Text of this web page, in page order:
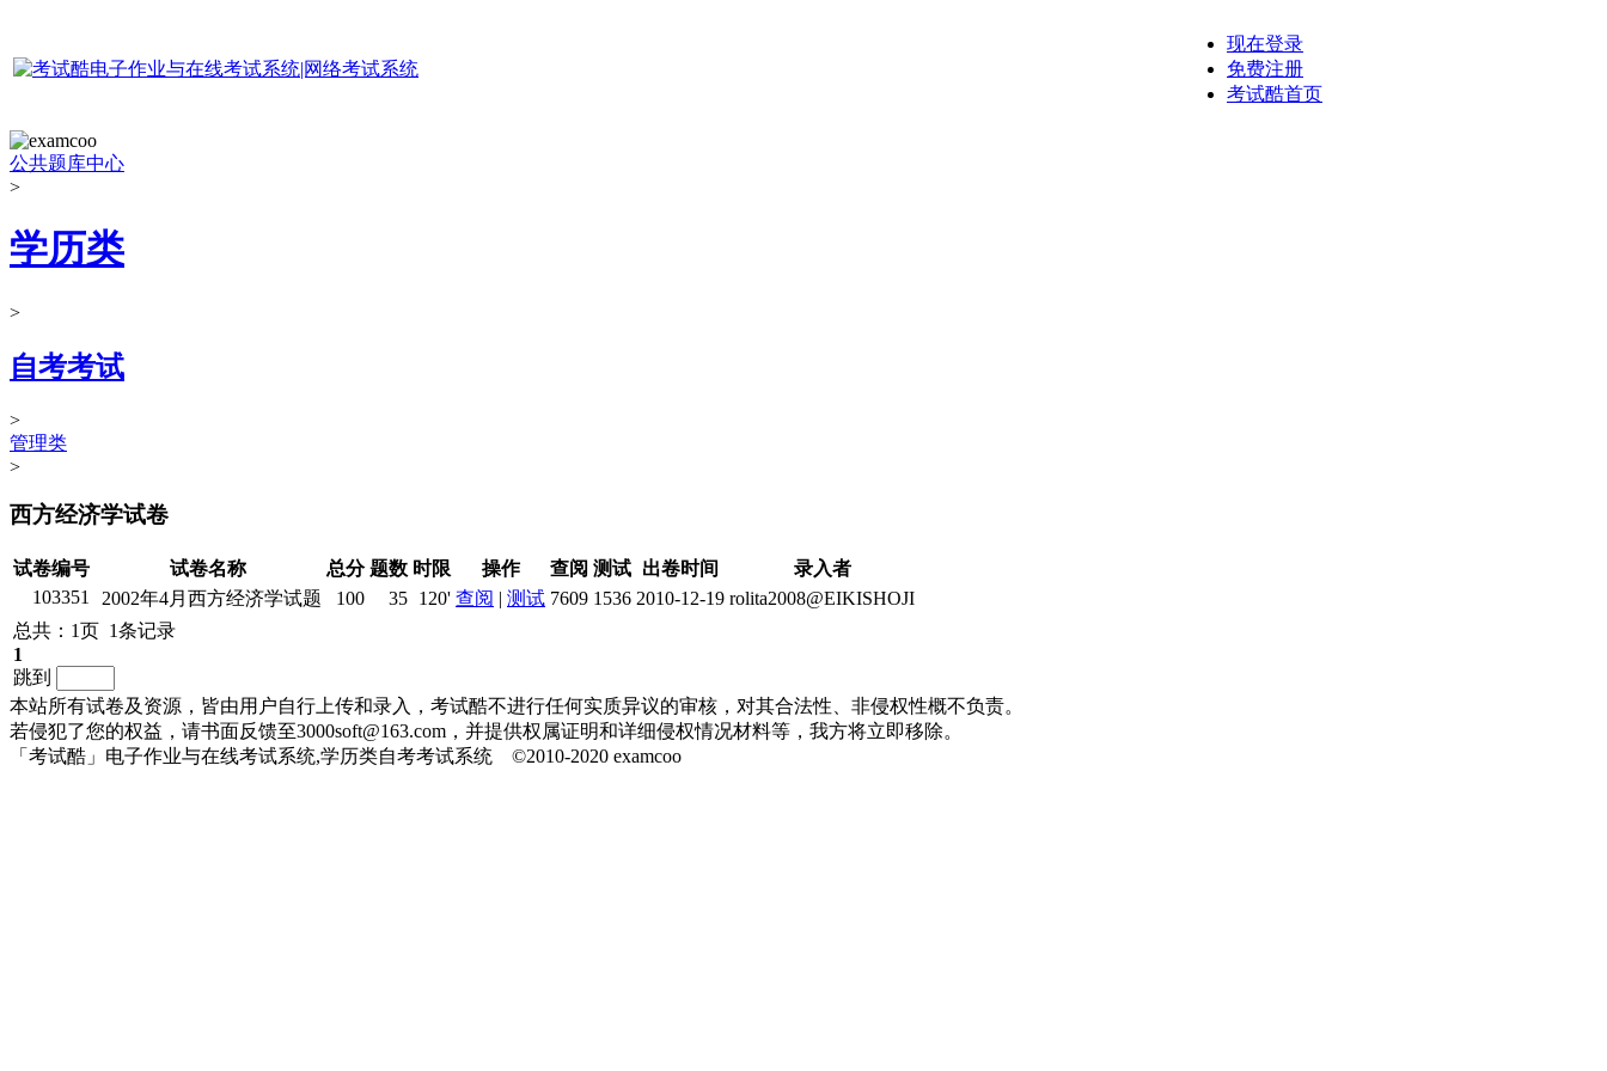
现在登录
免费注册
考试酷首页
公共题库中心
>
学历类
>
自考考试
>
管理类
>
西方经济学试卷
试卷编号 试卷名称 总分 题数 时限 操作 查阅 测试 出卷时间
录入者
103351
2002年4月西方经济学试题 100 35 120' 查阅 | 测试 7609 1536 2010-12-19 rolita2008@EIKISHOJI
总共：1页 1条记录
1
跳到
本站所有试卷及资源，皆由用户自行上传和录入，考试酷不进行任何实质异议的审核，对其合法性、非侵权性概不负责。
若侵犯了您的权益，请书面反馈至3000soft@163.com，并提供权属证明和详细侵权情况材料等，我方将立即移除。
「考试酷」电子作业与在线考试系统,学历类自考考试系统 ©2010-2020 examcoo